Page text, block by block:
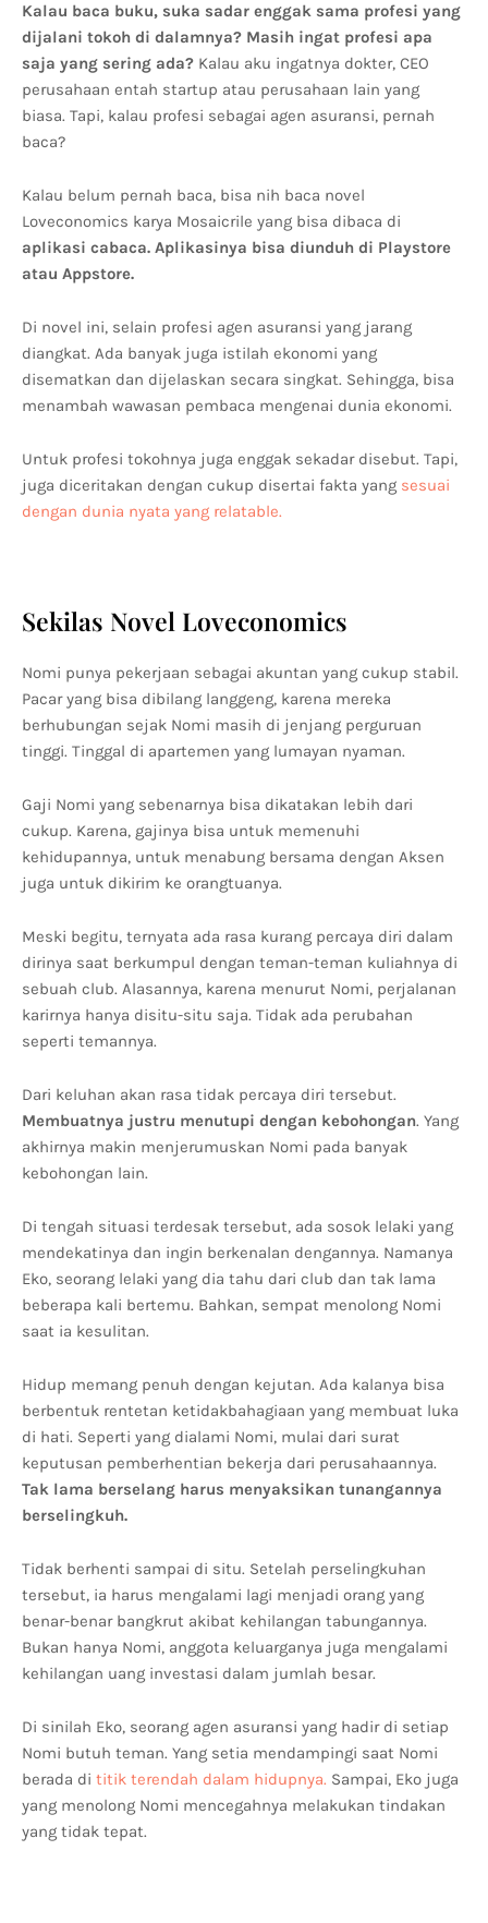
Kalau baca buku, suka sadar enggak sama profesi yang
dijalani tokoh di dalamnya? Masih ingat profesi apa
saja yang sering ada? Kalau aku ingatnya dokter, CEO
perusahaan entah startup atau perusahaan lain yang
biasa. Tapi, kalau profesi sebagai agen asuransi, pernah
baca?
Kalau belum pernah baca, bisa nih baca novel
Loveconomics karya Mosaicrile yang bisa dibaca di
aplikasi cabaca. Aplikasinya bisa diunduh di Playstore
atau Appstore.
Di novel ini, selain profesi agen asuransi yang jarang
diangkat. Ada banyak juga istilah ekonomi yang
disematkan dan dijelaskan secara singkat. Sehingga, bisa
menambah wawasan pembaca mengenai dunia ekonomi.
Untuk profesi tokohnya juga enggak sekadar disebut. Tapi,
juga diceritakan dengan cukup disertai fakta yang sesuai
dengan dunia nyata yang relatable.
Sekilas Novel Loveconomics
Nomi punya pekerjaan sebagai akuntan yang cukup stabil.
Pacar yang bisa dibilang langgeng, karena mereka
berhubungan sejak Nomi masih di jenjang perguruan
tinggi. Tinggal di apartemen yang lumayan nyaman.
Gaji Nomi yang sebenarnya bisa dikatakan lebih dari
cukup. Karena, gajinya bisa untuk memenuhi
kehidupannya, untuk menabung bersama dengan Aksen
juga untuk dikirim ke orangtuanya.
Meski begitu, ternyata ada rasa kurang percaya diri dalam
dirinya saat berkumpul dengan teman-teman kuliahnya di
sebuah club. Alasannya, karena menurut Nomi, perjalanan
karirnya hanya disitu-situ saja. Tidak ada perubahan
seperti temannya.
Dari keluhan akan rasa tidak percaya diri tersebut.
Membuatnya justru menutupi dengan kebohongan. Yang
akhirnya makin menjerumuskan Nomi pada banyak
kebohongan lain.
Di tengah situasi terdesak tersebut, ada sosok lelaki yang
mendekatinya dan ingin berkenalan dengannya. Namanya
Eko, seorang lelaki yang dia tahu dari club dan tak lama
beberapa kali bertemu. Bahkan, sempat menolong Nomi
saat ia kesulitan.
Hidup memang penuh dengan kejutan. Ada kalanya bisa
berbentuk rentetan ketidakbahagiaan yang membuat luka
di hati. Seperti yang dialami Nomi, mulai dari surat
keputusan pemberhentian bekerja dari perusahaannya.
Tak lama berselang harus menyaksikan tunangannya
berselingkuh.
Tidak berhenti sampai di situ. Setelah perselingkuhan
tersebut, ia harus mengalami lagi menjadi orang yang
benar-benar bangkrut akibat kehilangan tabungannya.
Bukan hanya Nomi, anggota keluarganya juga mengalami
kehilangan uang investasi dalam jumlah besar.
Di sinilah Eko, seorang agen asuransi yang hadir di setiap
Nomi butuh teman. Yang setia mendampingi saat Nomi
berada di titik terendah dalam hidupnya. Sampai, Eko juga
yang menolong Nomi mencegahnya melakukan tindakan
yang tidak tepat.